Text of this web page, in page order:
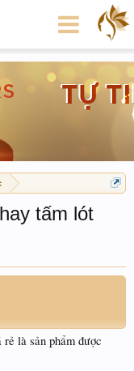
tấm lót
là sản phẩm được